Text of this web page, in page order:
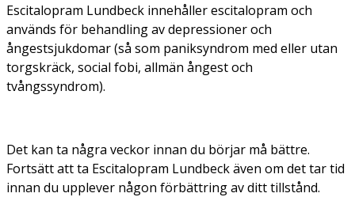
Escitalopram Lundbeck innehåller escitalopram och
används för behandling av depressioner och
ångestsjukdomar (så som paniksyndrom med eller utan
torgskräck, social fobi, allmän ångest och
tvångssyndrom).
Det kan ta några veckor innan du börjar må bättre.
Fortsätt att ta Escitalopram Lundbeck även om det tar tid
innan du upplever någon förbättring av ditt tillstånd.